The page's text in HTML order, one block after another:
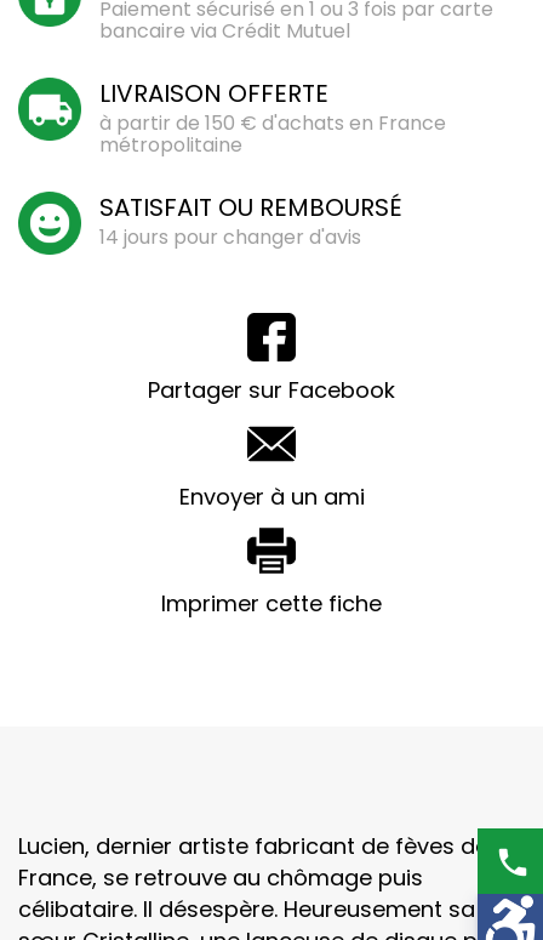
Paiement sécurisé en 1 ou 3 fois par carte
bancaire via Crédit Mutuel
LIVRAISON OFFERTE
à partir de 150 € d'achats en France
métropolitaine
SATISFAIT OU REMBOURSÉ
14 jours pour changer d'avis
Partager sur Facebook
Envoyer à un ami
Imprimer cette fiche
Lucien, dernier artiste fabricant de fèves de
France, se retrouve au chômage puis
célibataire. Il désespère. Heureusement sa
phone